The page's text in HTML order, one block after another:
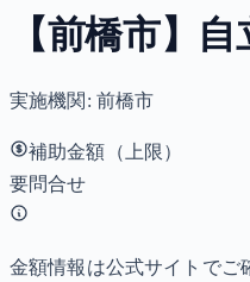
【前橋市】
実施機関: 前橋市
補助金額（上限）
要問合せ
金額情報は公式サイトでご